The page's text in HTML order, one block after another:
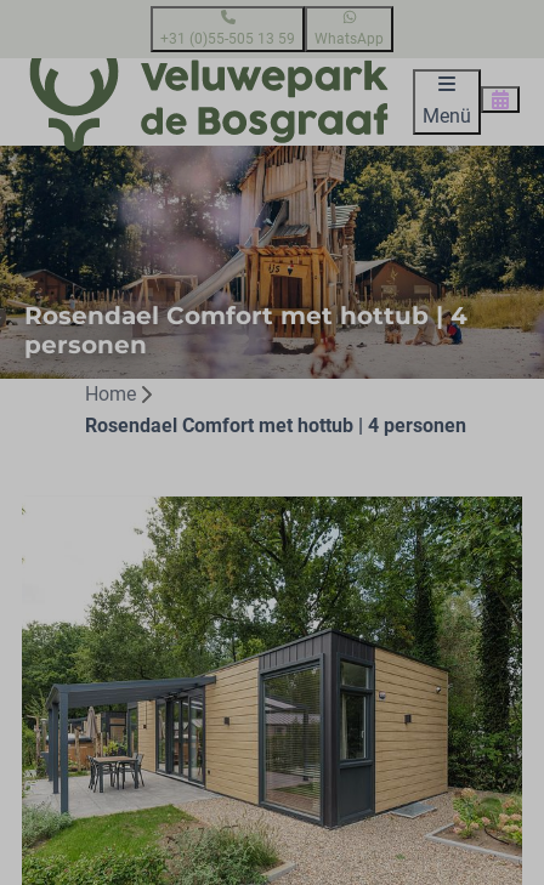
+31 (0)55-505 13 59 WhatsApp
Menü
Rosendael Comfort met hottub | 4
personen
Home
Rosendael Comfort met hottub | 4 personen